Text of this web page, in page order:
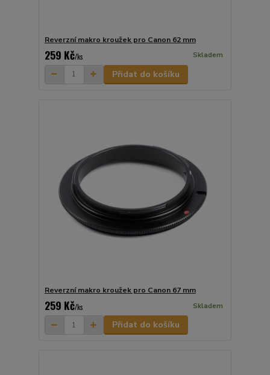
Reverzní makro kroužek pro Canon 62 mm
259 Kč/ks Skladem
Přidat do košíku
Reverzní makro kroužek pro Canon 67 mm
259 Kč/ks Skladem
Přidat do košíku